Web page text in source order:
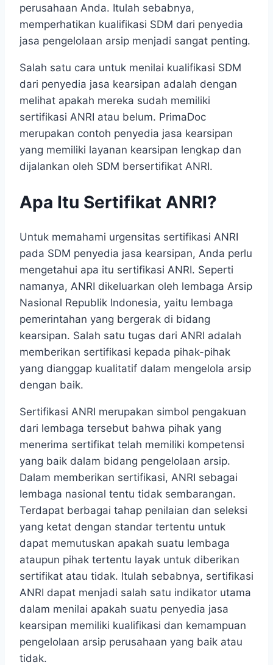
perusahaan Anda. Itulah sebabnya,
memperhatikan kualifikasi SDM dari penyedia
jasa pengelolaan arsip menjadi sangat penting.
Salah satu cara untuk menilai kualifikasi SDM
dari penyedia jasa kearsipan adalah dengan
melihat apakah mereka sudah memiliki
sertifikasi ANRI atau belum. PrimaDoc
merupakan contoh penyedia jasa kearsipan
yang memiliki layanan kearsipan lengkap dan
dijalankan oleh SDM bersertifikat ANRI.
Apa Itu Sertifikat ANRI?
Untuk memahami urgensitas sertifikasi ANRI
pada SDM penyedia jasa kearsipan, Anda perlu
mengetahui apa itu sertifikasi ANRI. Seperti
namanya, ANRI dikeluarkan oleh lembaga Arsip
Nasional Republik Indonesia, yaitu lembaga
pemerintahan yang bergerak di bidang
kearsipan. Salah satu tugas dari ANRI adalah
memberikan sertifikasi kepada pihak-pihak
yang dianggap kualitatif dalam mengelola arsip
dengan baik.
Sertifikasi ANRI merupakan simbol pengakuan
dari lembaga tersebut bahwa pihak yang
menerima sertifikat telah memiliki kompetensi
yang baik dalam bidang pengelolaan arsip.
Dalam memberikan sertifikasi, ANRI sebagai
lembaga nasional tentu tidak sembarangan.
Terdapat berbagai tahap penilaian dan seleksi
yang ketat dengan standar tertentu untuk
dapat memutuskan apakah suatu lembaga
ataupun pihak tertentu layak untuk diberikan
sertifikat atau tidak. Itulah sebabnya, sertifikasi
ANRI dapat menjadi salah satu indikator utama
dalam menilai apakah suatu penyedia jasa
kearsipan memiliki kualifikasi dan kemampuan
pengelolaan arsip perusahaan yang baik atau
tidak.